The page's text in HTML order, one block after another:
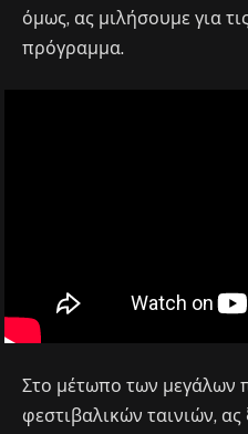
όμως, ας μιλήσουμε για
πρόγραμμα.
Στο μέτωπο των μεγάλων
φεστιβαλικών ταινιών, ας